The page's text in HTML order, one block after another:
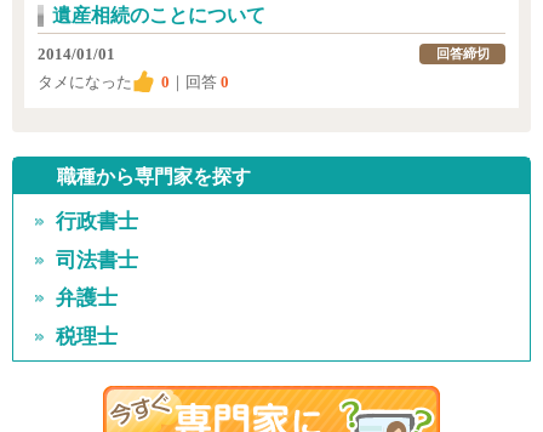
遺産相続のことについて
2014/01/01
タメになった
0 ｜回答 0
回答締切
職種から専門家を探す
行政書士
司法書士
弁護士
税理士